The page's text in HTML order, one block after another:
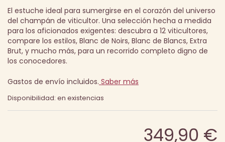
El estuche ideal para sumergirse en el corazón del universo
del champán de viticultor. Una selección hecha a medida
para los aficionados exigentes: descubra a 12 viticultores,
compare los estilos, Blanc de Noirs, Blanc de Blancs, Extra
Brut, y mucho más, para un recorrido completo digno de
los conocedores.
Gastos de envío incluidos. Saber más
Disponibilidad: en existencias
349,90 €